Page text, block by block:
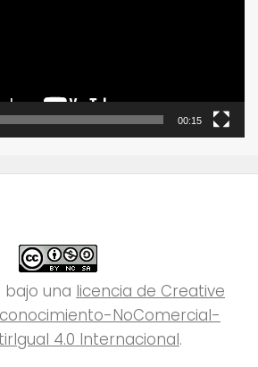
00:15
bajo una licencia de Creative
NoComercial-
4.0 Internacional.